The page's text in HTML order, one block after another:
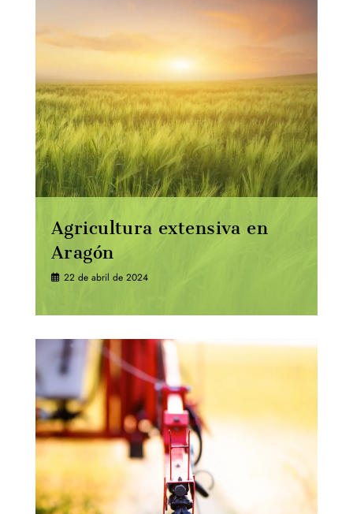
Agricultura extensiva en
Aragón
22 de abril de 2024